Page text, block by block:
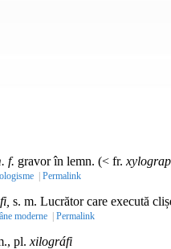
f. gravor în lemn. (< fr.
| Permalink
s. m. Lucrător care execută
moderne | Permalink
pl. xilográfi